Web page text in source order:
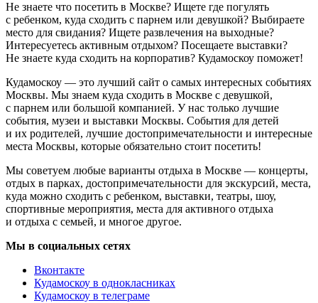
Не знаете что посетить в Москве? Ищете где погулять
с ребенком, куда сходить с парнем или девушкой? Выбираете
место для свидания? Ищете развлечения на выходные?
Интересуетесь активным отдыхом? Посещаете выставки?
Не знаете куда сходить на корпоратив? Кудамоскоу поможет!
Кудамоскоу — это лучший сайт о самых интересных событиях
Москвы. Мы знаем куда сходить в Москве с девушкой,
с парнем или большой компанией. У нас только лучшие
события, музеи и выставки Москвы. События для детей
и их родителей, лучшие достопримечательности и интересные
места Москвы, которые обязательно стоит посетить!
Мы советуем любые варианты отдыха в Москве — концерты,
отдых в парках, достопримечательности для экскурсий, места,
куда можно сходить с ребенком, выставки, театры, шоу,
спортивные мероприятия, места для активного отдыха
и отдыха с семьей, и многое другое.
Мы в социальных сетях
Вконтакте
Кудамоскоу в однокласниках
Кудамоскоу в телеграме